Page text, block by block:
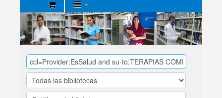
Biblioteca
Central
EsSalud